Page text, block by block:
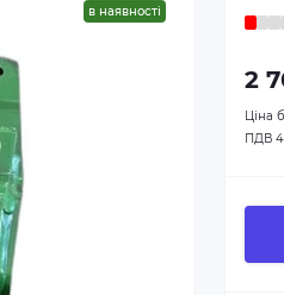
в наявності
2
Ціна
ПДВ